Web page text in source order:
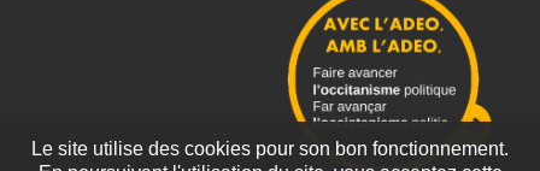
Le site utilise des cookies pour son bon fonctionnement.